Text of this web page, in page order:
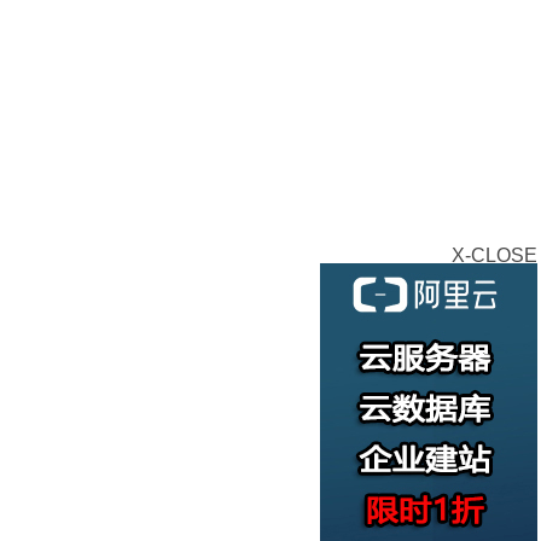
X-CLOSE
犯版权、扫描与入侵等行为，须遵守服务器所在地区法律许
器 ，系统/软件由客户全权管理维护，我方负责硬件维护、网
视机房而定)协助处理因客户原因导致的远程桌面、网 卡设
户自行做好自己的数据备份,我司不对客户数据负责。